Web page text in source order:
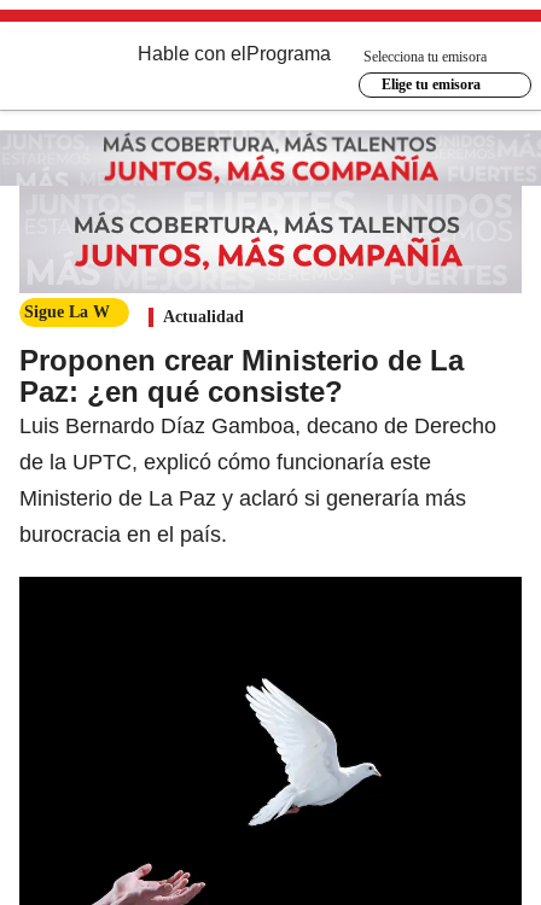
Hable con el Programa
Selecciona tu emisora
Elige tu emisora
Sigue La W Actualidad
Proponen crear Ministerio de La
Paz: ¿en qué consiste?
Luis Bernardo Díaz Gamboa, decano de Derecho
de la UPTC, explicó cómo funcionaría este
Ministerio de La Paz y aclaró si generaría más
burocracia en el país.